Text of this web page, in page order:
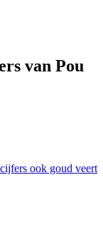
van Pou
ook goud veert